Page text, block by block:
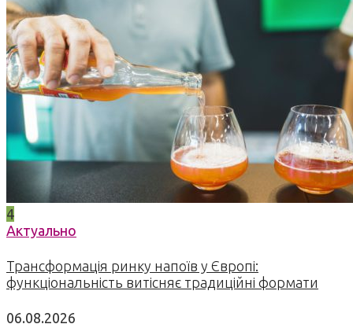
4
Актуально
Трансформація ринку напоїв у Європі:
функціональність витісняє традиційні формати
06.08.2026